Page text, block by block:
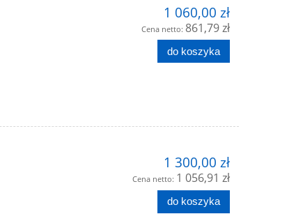
1 060,00 zł
Cena netto: 861,79 zł
do koszyka
1 300,00 zł
Cena netto: 1 056,91 zł
do koszyka